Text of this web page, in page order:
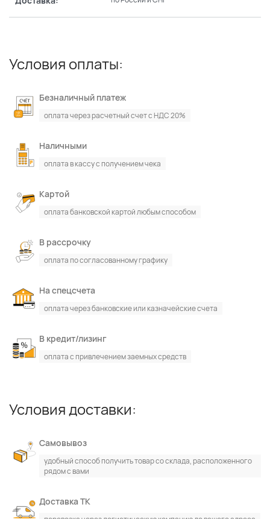
Условия оплаты:
Безналичный платеж
оплата через расчетный счет с НДС 20%
Наличными
оплата в кассу с получением чека
Картой
оплата банковской картой любым способом
В рассрочку
оплата по согласованному графику
На спецсчета
оплата через банковские или казначейские счета
В кредит/лизинг
оплата с привлечением заемных средств
Условия доставки:
Самовывоз
удобный способ получить товар со склада, расположенного
рядом с вами
Доставка ТК